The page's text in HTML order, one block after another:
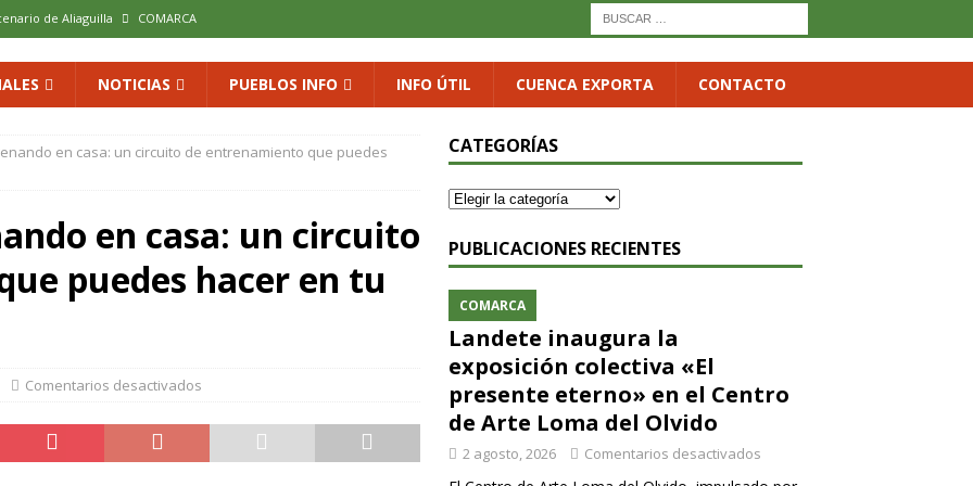
de Aliaguilla COMARCA
colectiva «El presente eterno» en el Centro de Arte Loma
NOTICIAS PUEBLOS INFO INFO ÚTIL CUENCA EXPORTA CONTACTO
en casa: un circuito de entrenamiento que puedes
en casa: un circuito
puedes hacer en tu
Comentarios desactivados
CATEGORÍAS
PUBLICACIONES RECIENTES
COMARCA
Landete inaugura la
exposición colectiva «El
presente eterno» en el Centro
de Arte Loma del Olvido
2 agosto, 2026 Comentarios desactivados